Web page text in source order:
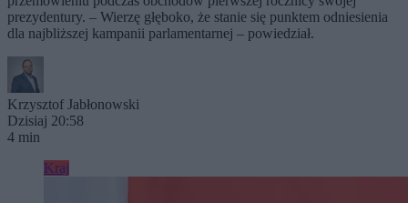
prezydentury. – Wierzę głęboko, że stanie się punktem odniesienia
dla najbliższej kampanii parlamentarnej – powiedział.
Krzysztof Jabłonowski
Dzisiaj 20:58
4 min
Kraj